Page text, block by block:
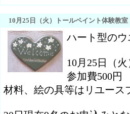
10月25日（火）トールペイント体験教
ハート型の
10月25日（
参加費500円
材料、絵の具等はリユース